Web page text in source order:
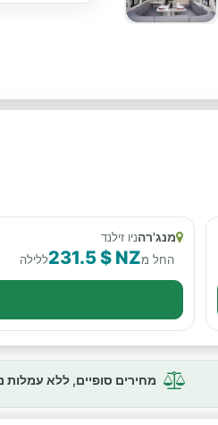
מנג'רהניו זילנד
החל מ231.5 $ NZללילה
מחירים סופיים, ללא עמלות